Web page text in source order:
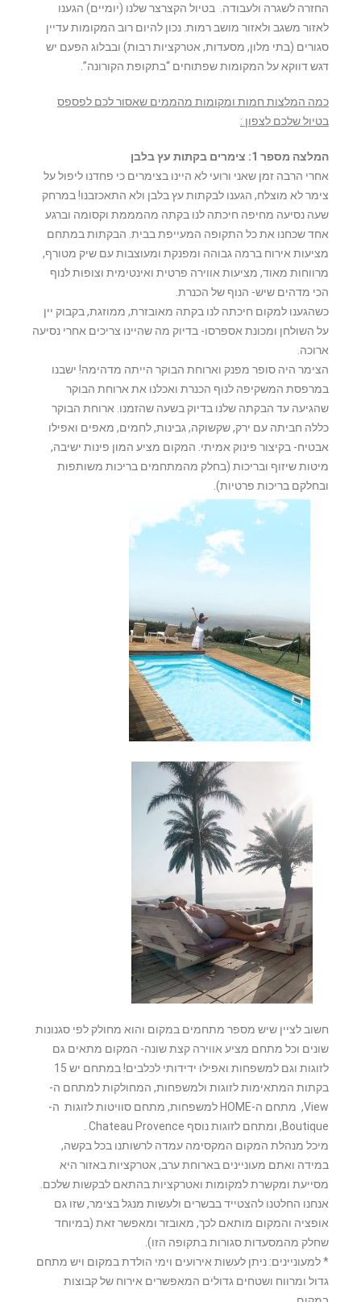
החזרה לשגרה ולעבודה. בטיול הקצרצר שלנו (יומיים) הגענו
לאזור משגב ולאזור מושב רמות. נכון להיום רוב המקומות עדיין
סגורים (בתי מלון, מסעדות, אטרקציות רבות) ובבלוג הפעם יש
דגש דווקא על המקומות שפתוחים “בתקופת הקורונה”.
כמה המלצות חמות ומקומות מהממים שאסור לכם לפספס
בטיול שלכם לצפון :
המלצה מספר 1: צימרים בקתות עץ בלבן
אחרי הרבה זמן שאני ורועי לא היינו בצימרים כי פחדנו ליפול על
צימר לא מוצלח, הגענו לבקתות עץ בלבן ולא התאכזבנו! במרחק
שעה נסיעה מחיפה חיכתה לנו בקתה מהמממת וקסומה וברגע
אחד שכחנו את כל התקופה המעייפת בבית. הבקתות במתחם
מציעות אירוח ברמה גבוהה ומפנקת ומעוצבות עם שיק מטורף,
מרווחות מאוד, מציעות אווירה פרטית ואינטימית וצופות לנוף
הכי מדהים שיש- הנוף של הכנרת.
כשהגענו למקום חיכתה לנו בקתה מאובזרת, ממוזגת, בקבוק יין
על השולחן ומכונת אספרסו- בדיוק מה שהיינו צריכים אחרי נסיעה
ארוכה.
הצימר היה סופר מפנק וארוחת הבוקר הייתה מדהימה! ישבנו
במרפסת המשקיפה לנוף הכנרת ואכלנו את ארוחת הבוקר
שהגיעה עד הבקתה שלנו בדיוק בשעה שהזמנו. ארוחת הבוקר
כללה חביתה עם ירק, שקשוקה, גבינות, לחמים, מאפים ואפילו
אבטיח- בקיצור פינוק אמיתי. המקום מציע המון פינות ישיבה,
מיטות שיזוף ובריכות (בחלק מהמתחמים בריכות משותפות
ובחלקם בריכות פרטיות).
חשוב לציין שיש מספר מתחמים במקום והוא מחולק לפי סגנונות
שונים וכל מתחם מציע אווירה קצת שונה- המקום מתאים גם
לזוגות וגם למשפחות ואפילו ידידותי לכלבים! במתחם יש 15
בקתות המתאימות לזוגות ולמשפחות, המחולקות למתחם ה-
View, מתחם ה-HOME למשפחות, מתחם סוויטות לזוגות ה-
Boutique, ומתחם לזוגות נוסף Chateau Provence .
מיכל מנהלת המקום המקסימה עמדה לרשותנו בכל בקשה,
במידה ואתם מעוניינים בארוחת ערב, אטרקציות באזור היא
מסייעת ומקשרת למקומות ואטרקציות בהתאם לבקשות שלכם.
אנחנו החלטנו להצטייד בבשרים ולעשות מנגל בצימר, שזו גם
אופציה והמקום מותאם לכך, מאובזר ומאפשר זאת (במיוחד
שחלק מהמסעדות סגורות בתקופה הזו).
* למעוניינים: ניתן לעשות אירועים וימי הולדת במקום ויש מתחם
גדול ומרווח ושטחים גדולים המאפשרים אירוח של קבוצות